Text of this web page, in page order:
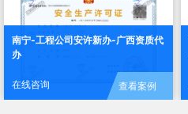
南宁-工程公司安许新办-广西资质代
办
在线咨询 查看案例